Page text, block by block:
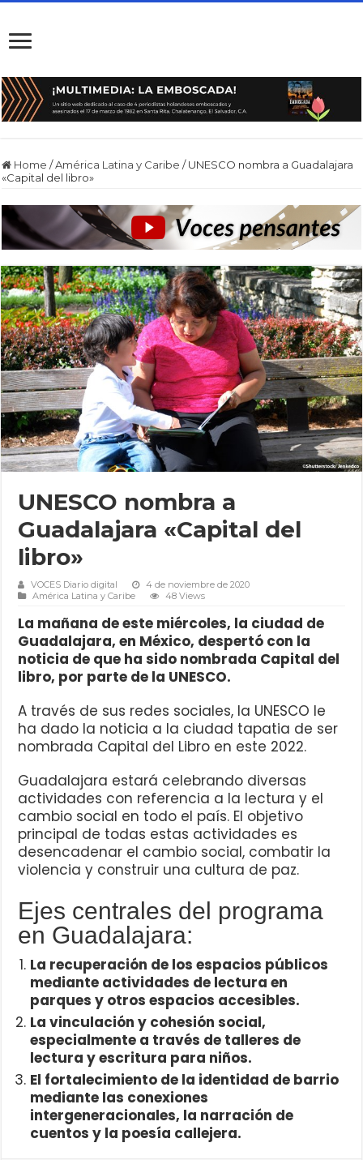
Home /América Latina y Caribe / UNESCO nombra a Guadalajara
«Capital del libro»
UNESCO nombra a
Guadalajara «Capital del
libro»
VOCES Diario digital
4 de noviembre de 2020
América Latina y Caribe
48 Views
La mañana de este miércoles, la ciudad de
Guadalajara, en México, despertó con la
noticia de que ha sido nombrada Capital del
libro, por parte de la UNESCO.
A través de sus redes sociales, la UNESCO le
ha dado la noticia a la ciudad tapatia de ser
nombrada Capital del Libro en este 2022.
Guadalajara estará celebrando diversas
actividades con referencia a la lectura y el
cambio social en todo el país. El objetivo
principal de todas estas actividades es
desencadenar el cambio social, combatir la
violencia y construir una cultura de paz.
Ejes centrales del programa
en Guadalajara:
La recuperación de los espacios públicos
mediante actividades de lectura en
parques y otros espacios accesibles.
La vinculación y cohesión social,
especialmente a través de talleres de
lectura y escritura para niños.
El fortalecimiento de la identidad de barrio
mediante las conexiones
intergeneracionales, la narración de
cuentos y la poesía callejera.